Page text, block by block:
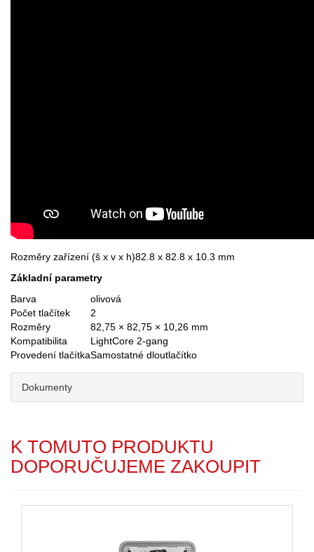
Rozměry zařízení (š x v x h)82.8 x 82.8 x 10.3 mm
Základní parametry
Barva
olivová
Počet tlačítek
2
Rozměry
82,75 × 82,75 × 10,26 mm
Kompatibilita
LightCore 2-gang
Provedení tlačítkaSamostatné dloutlačítko
Dokumenty
K TOMUTO PRODUKTU
DOPORUČUJEME ZAKOUPIT